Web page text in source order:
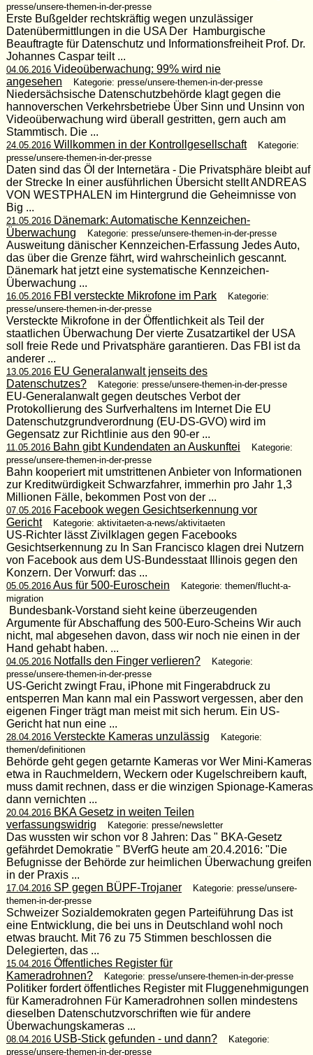
presse/unsere-themen-in-der-presse
Erste Bußgelder rechtskräftig wegen unzulässiger
Datenübermittlungen in die USA Der Hamburgische
Beauftragte für Datenschutz und Informationsfreiheit Prof. Dr.
Johannes Caspar teilt ...
04.06.2016Videoüberwachung: 99% wird nie
angesehen
Kategorie: presse/unsere-themen-in-der-presse
Niedersächsische Datenschutzbehörde klagt gegen die
hannoverschen Verkehrsbetriebe Über Sinn und Unsinn von
Videoüberwachung wird überall gestritten, gern auch am
Stammtisch. Die ...
24.05.2016Willkommen in der Kontrollgesellschaft
Kategorie:
presse/unsere-themen-in-der-presse
Daten sind das Öl der Internetära - Die Privatsphäre bleibt auf
der Strecke In einer ausführlichen Übersicht stellt ANDREAS
VON WESTPHALEN im Hintergrund die Geheimnisse von
Big ...
21.05.2016Dänemark: Automatische Kennzeichen-
Überwachung
Kategorie: presse/unsere-themen-in-der-presse
Ausweitung dänischer Kennzeichen-Erfassung Jedes Auto,
das über die Grenze fährt, wird wahrscheinlich gescannt.
Dänemark hat jetzt eine systematische Kennzeichen-
Überwachung ...
16.05.2016FBI versteckte Mikrofone im Park
Kategorie:
presse/unsere-themen-in-der-presse
Versteckte Mikrofone in der Öffentlichkeit als Teil der
staatlichen Überwachung Der vierte Zusatzartikel der USA
soll freie Rede und Privatsphäre garantieren. Das FBI ist da
anderer ...
13.05.2016EU Generalanwalt jenseits des
Datenschutzes?
Kategorie: presse/unsere-themen-in-der-presse
EU-Generalanwalt gegen deutsches Verbot der
Protokollierung des Surfverhaltens im Internet Die EU
Datenschutzgrundverordnung (EU-DS-GVO) wird im
Gegensatz zur Richtlinie aus den 90-er ...
11.05.2016Bahn gibt Kundendaten an Auskunftei
Kategorie:
presse/unsere-themen-in-der-presse
Bahn kooperiert mit umstrittenen Anbieter von Informationen
zur Kreditwürdigkeit Schwarzfahrer, immerhin pro Jahr 1,3
Millionen Fälle, bekommen Post von der ...
07.05.2016Facebook wegen Gesichtserkennung vor
Gericht
Kategorie: aktivitaeten-a-news/aktivitaeten
US-Richter lässt Zivilklagen gegen Facebooks
Gesichtserkennung zu In San Francisco klagen drei Nutzern
von Facebook aus dem US-Bundesstaat Illinois gegen den
Konzern. Der Vorwurf: das ...
05.05.2016Aus für 500-Euroschein
Kategorie: themen/flucht-a-
migration
Bundesbank-Vorstand sieht keine überzeugenden
Argumente für Abschaffung des 500-Euro-Scheins Wir auch
nicht, mal abgesehen davon, dass wir noch nie einen in der
Hand gehabt haben. ...
04.05.2016Notfalls den Finger verlieren?
Kategorie:
presse/unsere-themen-in-der-presse
US-Gericht zwingt Frau, iPhone mit Fingerabdruck zu
entsperren Man kann mal ein Passwort vergessen, aber den
eigenen Finger trägt man meist mit sich herum. Ein US-
Gericht hat nun eine ...
28.04.2016Versteckte Kameras unzulässig
Kategorie:
themen/definitionen
Behörde geht gegen getarnte Kameras vor Wer Mini-Kameras
etwa in Rauchmeldern, Weckern oder Kugelschreibern kauft,
muss damit rechnen, dass er die winzigen Spionage-Kameras
dann vernichten ...
20.04.2016BKA Gesetz in weiten Teilen
verfassungswidrig
Kategorie: presse/newsletter
Das wussten wir schon vor 8 Jahren: Das " BKA-Gesetz
gefährdet Demokratie " BVerfG heute am 20.4.2016: "Die
Befugnisse der Behörde zur heimlichen Überwachung greifen
in der Praxis ...
17.04.2016SP gegen BÜPF-Trojaner
Kategorie: presse/unsere-
themen-in-der-presse
Schweizer Sozialdemokraten gegen Parteiführung Das ist
eine Entwicklung, die bei uns in Deutschland wohl noch
etwas braucht. Mit 76 zu 75 Stimmen beschlossen die
Delegierten, das ...
15.04.2016Öffentliches Register für
Kameradrohnen?
Kategorie: presse/unsere-themen-in-der-presse
Politiker fordert öffentliches Register mit Fluggenehmigungen
für Kameradrohnen Für Kameradrohnen sollen mindestens
dieselben Datenschutzvorschriften wie für andere
Überwachungskameras ...
08.04.2016USB-Stick gefunden - und dann?
Kategorie:
presse/unsere-themen-in-der-presse